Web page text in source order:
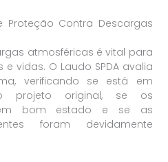
Proteção Contra Descargas
atmosféricas é vital para
vidas. O Laudo SPDA avalia
verificando se está em
projeto original, se os
bom estado e se as
foram devidamente